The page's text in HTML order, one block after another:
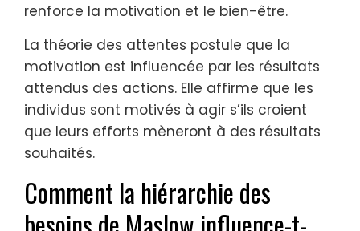
renforce la motivation et le bien-être.
La théorie des attentes postule que la
motivation est influencée par les résultats
attendus des actions. Elle affirme que les
individus sont motivés à agir s’ils croient
que leurs efforts mèneront à des résultats
souhaités.
Comment la hiérarchie des